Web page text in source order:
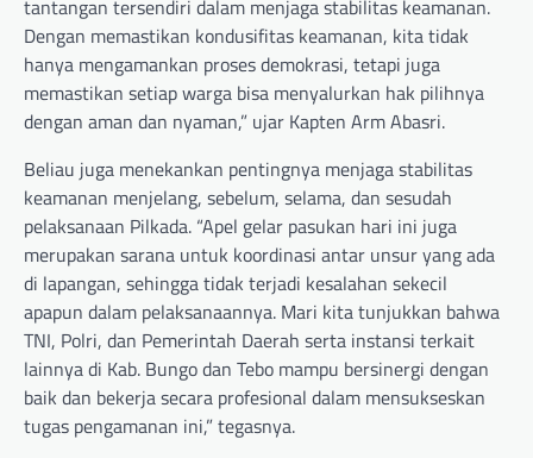
tantangan tersendiri dalam menjaga stabilitas keamanan.
Dengan memastikan kondusifitas keamanan, kita tidak
hanya mengamankan proses demokrasi, tetapi juga
memastikan setiap warga bisa menyalurkan hak pilihnya
dengan aman dan nyaman,” ujar Kapten Arm Abasri.
Beliau juga menekankan pentingnya menjaga stabilitas
keamanan menjelang, sebelum, selama, dan sesudah
pelaksanaan Pilkada. “Apel gelar pasukan hari ini juga
merupakan sarana untuk koordinasi antar unsur yang ada
di lapangan, sehingga tidak terjadi kesalahan sekecil
apapun dalam pelaksanaannya. Mari kita tunjukkan bahwa
TNI, Polri, dan Pemerintah Daerah serta instansi terkait
lainnya di Kab. Bungo dan Tebo mampu bersinergi dengan
baik dan bekerja secara profesional dalam mensukseskan
tugas pengamanan ini,” tegasnya.